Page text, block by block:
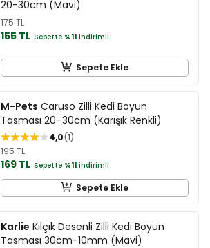
20-30cm (Mavi)
175 TL
155 TL Sepette %11 indirimli
Sepete Ekle
M-Pets Caruso Zilli Kedi Boyun
Tasması 20–30cm (Karışık Renkli)
4,0 1
195 TL
169 TL Sepette %11 indirimli
Sepete Ekle
Karlie Kılçık Desenli Zilli Kedi Boyun
Tasması 30cm-10mm (Mavi)